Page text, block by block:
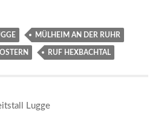
MÜLHEIM AN DER RUHR
OSTERN RUF HEXBACHTAL
Lugge